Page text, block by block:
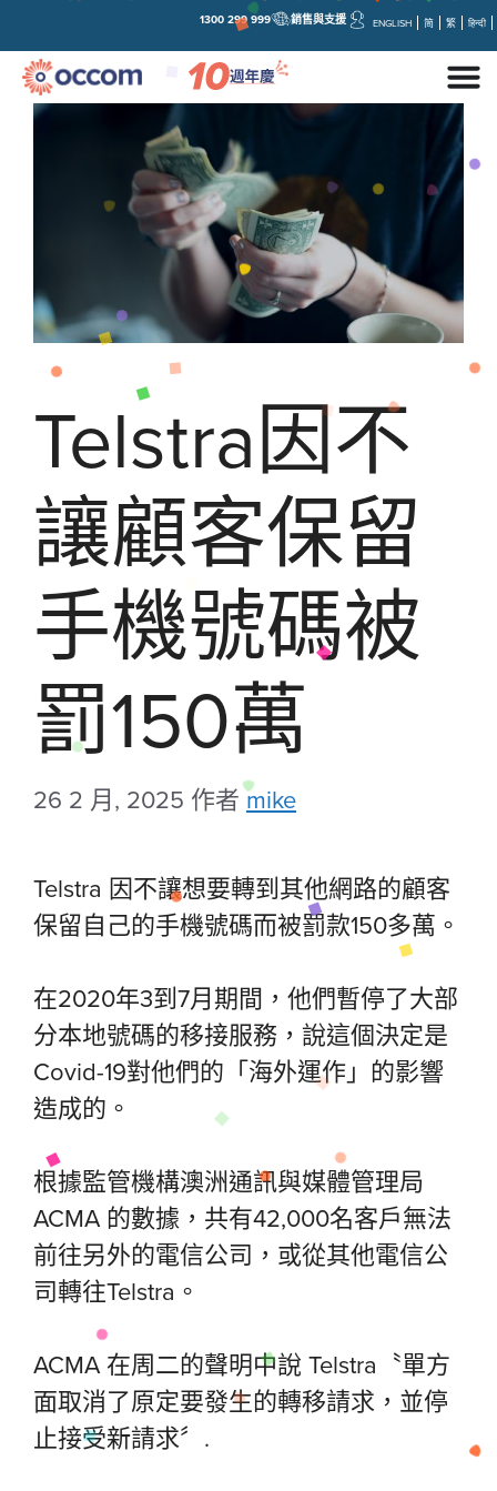
銷售與支援
1300 299 999 ENGLISH 简 繁 हिन्दी
Telstra因不
讓顧客保留
手機號碼被
罰150萬
26 2 月, 2025 作者mike
Telstra 因不讓想要轉到其他網路的顧客
保留自己的手機號碼而被罰款150多萬。
在2020年3到7月期間，他們暫停了大部
分本地號碼的移接服務，說這個決定是
Covid-19對他們的「海外運作」的影響
造成的。
根據監管機構澳洲通訊與媒體管理局
ACMA 的數據，共有42,000名客戶無法
前往另外的電信公司，或從其他電信公
司轉往Telstra。
ACMA 在周二的聲明中說 Telstra〝單方
面取消了原定要發生的轉移請求，並停
止接受新請求〞.